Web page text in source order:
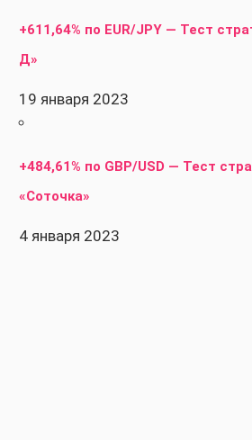
+611,64% по EUR/JPY — Тест
Д»
19 января 2023
+484,61% по GBP/USD — Тест
«Соточка»
4 января 2023